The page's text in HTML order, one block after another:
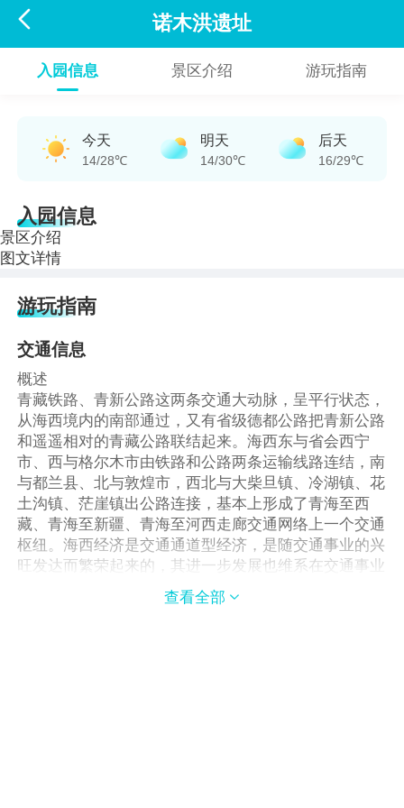
 诺木洪遗址
入园信息 景区介绍 游玩指南
今天
14/28℃
明天
14/30℃
后天
16/29℃
入园信息
景区介绍
图文详情
游玩指南
交通信息
概述
青藏铁路、青新公路这两条交通大动脉，呈平行状态，
从海西境内的南部通过，又有省级德都公路把青新公路
和遥遥相对的青藏公路联结起来。海西东与省会西宁
市、西与格尔木市由铁路和公路两条运输线路连结，南
与都兰县、北与敦煌市，西北与大柴旦镇、冷湖镇、花
土沟镇、茫崖镇出公路连接，基本上形成了青海至西
藏、青海至新疆、青海至河西走廊交通网络上一个交通
枢纽。海西经济是交通通道型经济，是随交通事业的兴
旺发达而繁荣起来的，其进一步发展也维系在交通事业
上，这是海西经济的一个重要特点。 以青藏、青新两
条大动脉为枢纽，海西的交通将进一步向南、向东、向
查看全部 